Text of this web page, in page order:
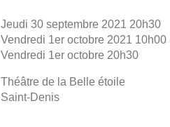
Jeudi 30 septembre 2021 20h30
Vendredi 1er octobre 2021 10h00
Vendredi 1er octobre 20h30
Théâtre de la Belle étoile
Saint-Denis